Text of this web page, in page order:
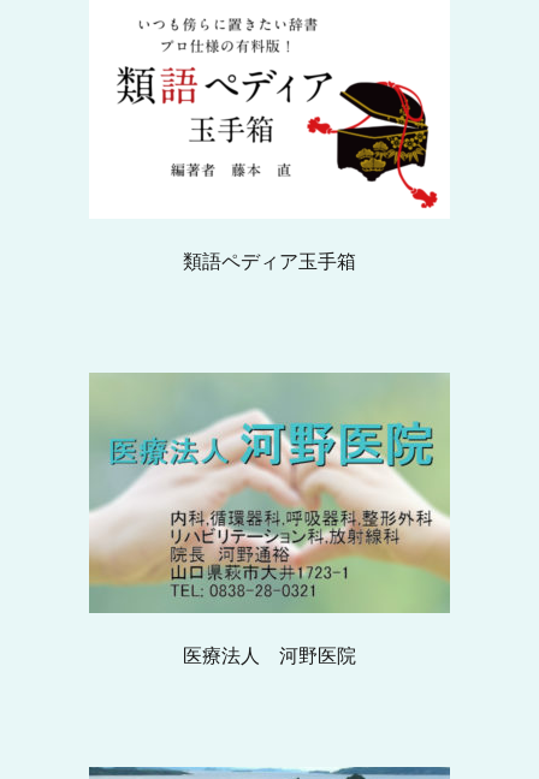
類語ペディア玉手箱
医療法人 河野医院